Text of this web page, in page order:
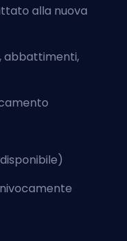
alla nuova
abbattimenti,